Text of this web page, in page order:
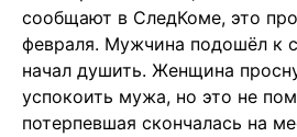
сообщают в СледКоме, это
февраля. Мужчина подошёл к
начал душить. Женщина
успокоить мужа, но это не
потерпевшая скончалась на